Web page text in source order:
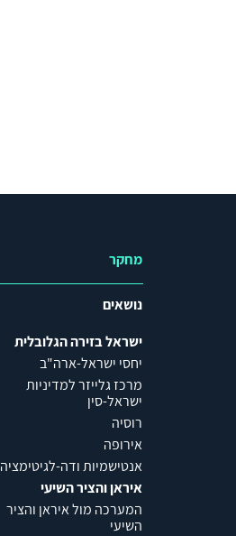
מחקר
נושאים
ישראל בזירה הגלובלית
יחסי ישראל-ארה"ב
מרכז גלייזר למדיניות
ישראל-סין
רוסיה
אירופה
אנטישמיות ודה-לגיטימציה
איראן והציר השיעי
המערכה מול איראן והציר
השיעי